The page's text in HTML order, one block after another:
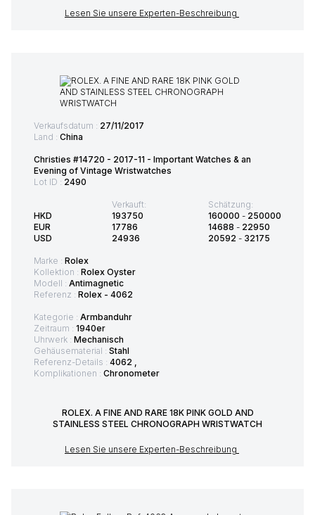
Lesen Sie unsere Experten-Beschreibung
Verkaufsdatum : 27/11/2017
Land : China
Christies #14720 - 2017-11 - Important Watches & an
Evening of Vintage Wristwatches
Lot ID : 2490
HKD
EUR
USD
Verkauft:
193750
17786
24936
Schätzung:
160000 - 250000
14688 - 22950
20592 - 32175
Marke : Rolex
Kollektion : Rolex Oyster
Modell : Antimagnetic
Referenz : Rolex - 4062
Kategorie : Armbanduhr
Zeitraum : 1940er
Uhrwerk : Mechanisch
Gehäusematerial : Stahl
Referenz-Details : 4062 ,
Komplikationen : Chronometer
ROLEX. A FINE AND RARE 18K PINK GOLD AND
STAINLESS STEEL CHRONOGRAPH WRISTWATCH
Lesen Sie unsere Experten-Beschreibung